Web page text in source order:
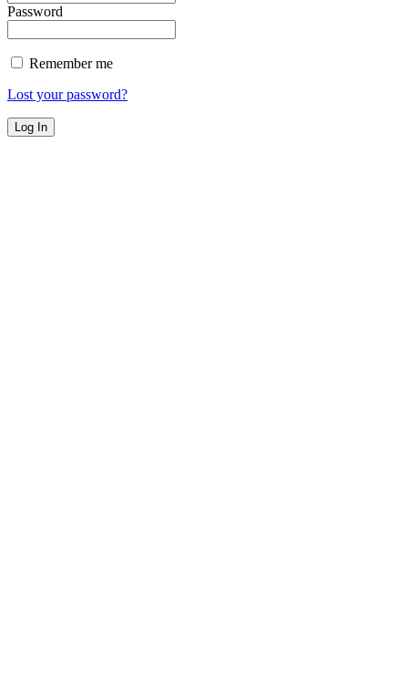
Password
Remember me
Lost your password?